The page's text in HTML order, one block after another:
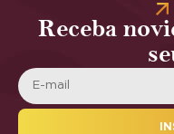
Receba